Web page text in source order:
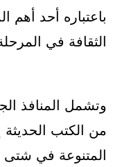
باعتباره أحد أهم
الثقافة في
وتشمل المنافذ
من الكتب
المتنوعة في شتى